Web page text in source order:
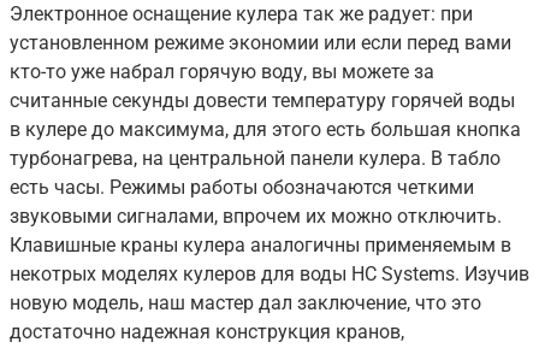
Электронное оснащение кулера так же радует: при
установленном режиме экономии или если перед вами
кто-то уже набрал горячую воду, вы можете за
считанные секунды довести температуру горячей воды
в кулере до максимума, для этого есть большая кнопка
турбонагрева, на центральной панели кулера. В табло
есть часы. Режимы работы обозначаются четкими
звуковыми сигналами, впрочем их можно отключить.
Клавишные краны кулера аналогичны применяемым в
некотрых моделях кулеров для воды HC Systems. Изучив
новую модель, наш мастер дал заключение, что это
достаточно надежная конструкция кранов,